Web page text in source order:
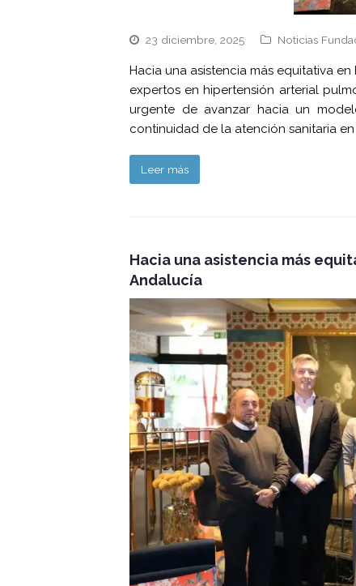
23 diciembre, 2025 Noticias
Hacia una asistencia más equitativa
expertos en hipertensión arterial
urgente de avanzar hacia un
continuidad de la atención sanitaria
Leer más
Hacia una asistencia más
Andalucía